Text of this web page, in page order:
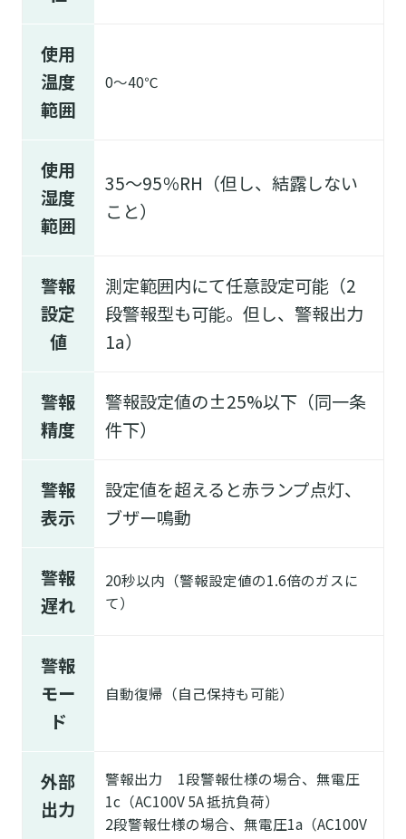
使用
温度
範囲
0～40℃
使用
湿度
範囲
35～95％RH（但し、結露しない
こと）
警報
設定
値
測定範囲内にて任意設定可能（2
段警報型も可能。但し、警報出力
1a）
警報
精度
警報設定値の±25%以下（同一条
件下）
警報
表示
設定値を超えると赤ランプ点灯、
ブザー鳴動
警報
遅れ
20秒以内（警報設定値の1.6倍のガスに
て）
警報
モー
ド
自動復帰（自己保持も可能）
外部
出力
警報出力 1段警報仕様の場合、無電圧
1c（AC100V 5A 抵抗負荷）
2段警報仕様の場合、無電圧1a（AC100V